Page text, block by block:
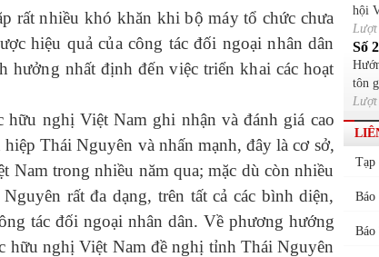
rất nhiều khó khăn khi bộ máy tổ chức chưa
hiệu quả của công tác đối ngoại nhân dân
nhất định đến việc triển khai các hoạt
nghị Việt Nam ghi nhận và đánh giá cao
Thái Nguyên và nhấn mạnh, đây là cơ sở,
Nam trong nhiều năm qua; mặc dù còn nhiều
rất đa dạng, trên tất cả các bình diện,
tác đối ngoại nhân dân. Về phương hướng
hữu nghị Việt Nam đề nghị tỉnh Thái Nguyên
hội
Lượt
Số
tôn
Lượt
Tạp
Báo
Báo